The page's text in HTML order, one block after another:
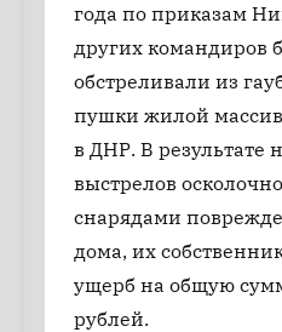
года по приказам
других командиров
обстреливали из
пушки жилой
в ДНР. В результате
выстрелов
снарядами
дома, их
ущерб на общую
рублей.